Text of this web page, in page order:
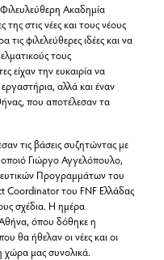
Ακαδημία
στις νέες και τους νέους
φιλελεύθερες ιδέες και να
τους
είχαν την ευκαιρία να
αλλά και έναν
που αποτέλεσαν τα
τις βάσεις συζητώντας με
Γιώργο Αγγελόπουλο,
Προγραμμάτων του
Coordinator του FNF Ελλάδας
σχέδια. Η ημέρα
όπου δόθηκε η
θα ήθελαν οι νέες και οι
χώρα μας συνολικά.